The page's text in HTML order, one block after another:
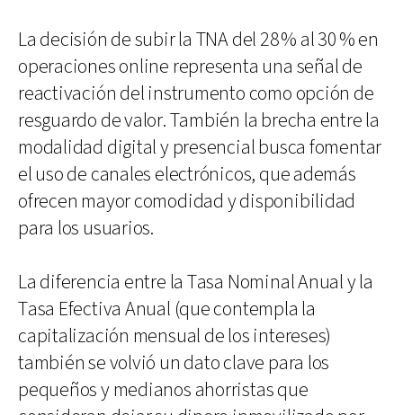
La decisión de subir la TNA del 28 % al 30 % en
operaciones online representa una señal de
reactivación del instrumento como opción de
resguardo de valor. También la brecha entre la
modalidad digital y presencial busca fomentar
el uso de canales electrónicos, que además
ofrecen mayor comodidad y disponibilidad
para los usuarios.
La diferencia entre la Tasa Nominal Anual y la
Tasa Efectiva Anual (que contempla la
capitalización mensual de los intereses)
también se volvió un dato clave para los
pequeños y medianos ahorristas que